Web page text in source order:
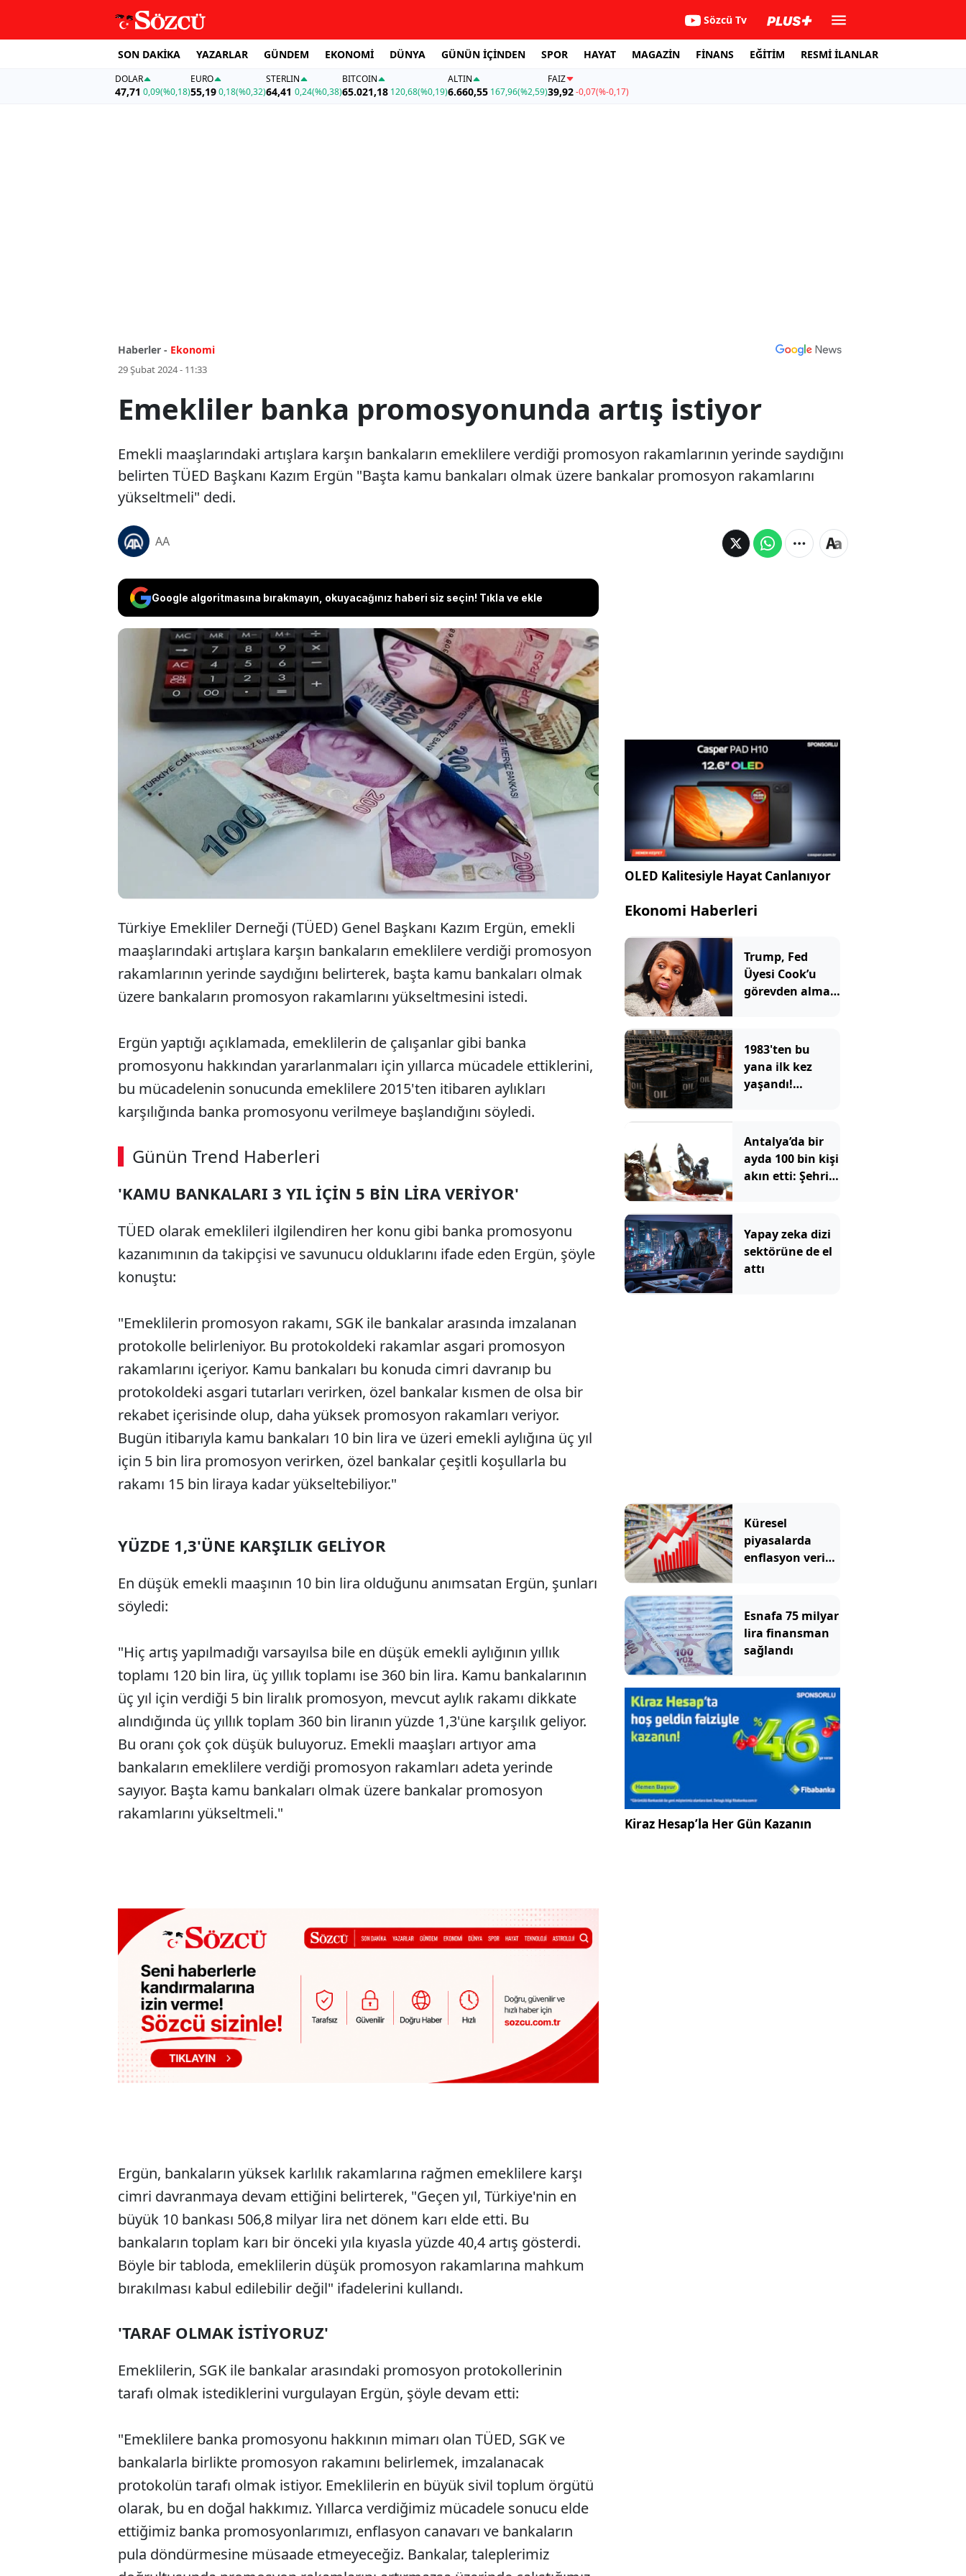
Sözcü Tv
SON DAKİKA YAZARLAR GÜNDEM EKONOMİ DÜNYA GÜNÜN İÇİNDEN SPOR HAYAT MAGAZİN FİNANS EĞİTİM RESMİ İLANLAR
DOLAR
47,71 0,09(%0,18)
EURO
55,19 0,18(%0,32)
STERLIN
64,41 0,24(%0,38)
BITCOIN
65.021,18 120,68(%0,19)
ALTIN
6.660,55 167,96(%2,59)
FAİZ
39,92-0,07(%-0,17)
Haberler - Ekonomi
29 Şubat 2024 - 11:33
Emekliler banka promosyonunda artış istiyor
Emekli maaşlarındaki artışlara karşın bankaların emeklilere verdiği promosyon rakamlarının yerinde saydığını
belirten TÜED Başkanı Kazım Ergün "Başta kamu bankaları olmak üzere bankalar promosyon rakamlarını
yükseltmeli" dedi.
AA
Google algoritmasına bırakmayın, okuyacağınız haberi siz seçin! Tıkla ve ekle
Emekli maaşlarındaki artışlara karşın bankaların emeklilere
verdiği promosyon rakamlarının yerinde saydığını belirten
TÜED Başkanı Kazım Ergün "Başta kamu bankaları olmak üzere
bankalar promosyon rakamlarını yükseltmeli" dedi.
Türkiye Emekliler Derneği (TÜED) Genel Başkanı Kazım Ergün, emekli
maaşlarındaki artışlara karşın bankaların emeklilere verdiği promosyon
rakamlarının yerinde saydığını belirterek, başta kamu bankaları olmak
üzere bankaların promosyon rakamlarını yükseltmesini istedi.
Ergün yaptığı açıklamada, emeklilerin de çalışanlar gibi banka
promosyonu hakkından yararlanmaları için yıllarca mücadele ettiklerini,
bu mücadelenin sonucunda emeklilere 2015'ten itibaren aylıkları
karşılığında banka promosyonu verilmeye başlandığını söyledi.
Günün Trend Haberleri
'KAMU BANKALARI 3 YIL İÇİN 5 BİN LİRA VERİYOR'
TÜED olarak emeklileri ilgilendiren her konu gibi banka promosyonu
kazanımının da takipçisi ve savunucu olduklarını ifade eden Ergün, şöyle
konuştu:
"Emeklilerin promosyon rakamı, SGK ile bankalar arasında imzalanan
protokolle belirleniyor. Bu protokoldeki rakamlar asgari promosyon
rakamlarını içeriyor. Kamu bankaları bu konuda cimri davranıp bu
protokoldeki asgari tutarları verirken, özel bankalar kısmen de olsa bir
rekabet içerisinde olup, daha yüksek promosyon rakamları veriyor.
Bugün itibarıyla kamu bankaları 10 bin lira ve üzeri emekli aylığına üç yıl
için 5 bin lira promosyon verirken, özel bankalar çeşitli koşullarla bu
rakamı 15 bin liraya kadar yükseltebiliyor."
YÜZDE 1,3'ÜNE KARŞILIK GELİYOR
En düşük emekli maaşının 10 bin lira olduğunu anımsatan Ergün, şunları
söyledi:
"Hiç artış yapılmadığı varsayılsa bile en düşük emekli aylığının yıllık
toplamı 120 bin lira, üç yıllık toplamı ise 360 bin lira. Kamu bankalarının
üç yıl için verdiği 5 bin liralık promosyon, mevcut aylık rakamı dikkate
alındığında üç yıllık toplam 360 bin liranın yüzde 1,3'üne karşılık geliyor.
Bu oranı çok çok düşük buluyoruz. Emekli maaşları artıyor ama
bankaların emeklilere verdiği promosyon rakamları adeta yerinde
sayıyor. Başta kamu bankaları olmak üzere bankalar promosyon
rakamlarını yükseltmeli."
Ergün, bankaların yüksek karlılık rakamlarına rağmen emeklilere karşı
cimri davranmaya devam ettiğini belirterek, "Geçen yıl, Türkiye'nin en
büyük 10 bankası 506,8 milyar lira net dönem karı elde etti. Bu
bankaların toplam karı bir önceki yıla kıyasla yüzde 40,4 artış gösterdi.
Böyle bir tabloda, emeklilerin düşük promosyon rakamlarına mahkum
bırakılması kabul edilebilir değil" ifadelerini kullandı.
'TARAF OLMAK İSTİYORUZ'
Emeklilerin, SGK ile bankalar arasındaki promosyon protokollerinin
tarafı olmak istediklerini vurgulayan Ergün, şöyle devam etti:
"Emeklilere banka promosyonu hakkının mimarı olan TÜED, SGK ve
bankalarla birlikte promosyon rakamını belirlemek, imzalanacak
protokolün tarafı olmak istiyor. Emeklilerin en büyük sivil toplum örgütü
olarak, bu en doğal hakkımız. Yıllarca verdiğimiz mücadele sonucu elde
ettiğimiz banka promosyonlarımızı, enflasyon canavarı ve bankaların
pula döndürmesine müsaade etmeyeceğiz. Bankalar, taleplerimiz
OLED Kalitesiyle Hayat Canlanıyor
Ekonomi Haberleri
Trump, Fed
Üyesi Cook’u
görevden alma
1983'ten bu
yana ilk kez
yaşandı!
eriyor
Antalya’da bir
ayda 100 bin kişi
akın etti: Şehrin
Yapay zeka dizi
sektörüne de el
attı
Küresel
piyasalarda
enflasyon verisi
Esnafa 75 milyar
lira finansman
sağlandı
Kiraz Hesap’la Her Gün Kazanın